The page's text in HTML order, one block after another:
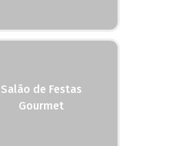
Salão de Festas
Gourmet